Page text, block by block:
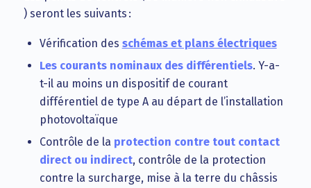
) seront les suivants :
Vérification des schémas et plans électriques
Les courants nominaux des différentiels. Y-a-
t-il au moins un dispositif de courant
différentiel de type A au départ de l’installation
photovoltaïque
Contrôle de la protection contre tout contact
direct ou indirect, contrôle de la protection
contre la surcharge, mise à la terre du châssis